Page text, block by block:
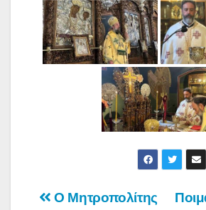
Πλοήγηση
Ο Μητροπολίτης